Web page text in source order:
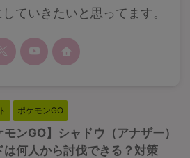
ていきたいと思ってます。
ポケモンGO
モンGO】シャドウ（アナザー）
は何人から討伐できる？対策